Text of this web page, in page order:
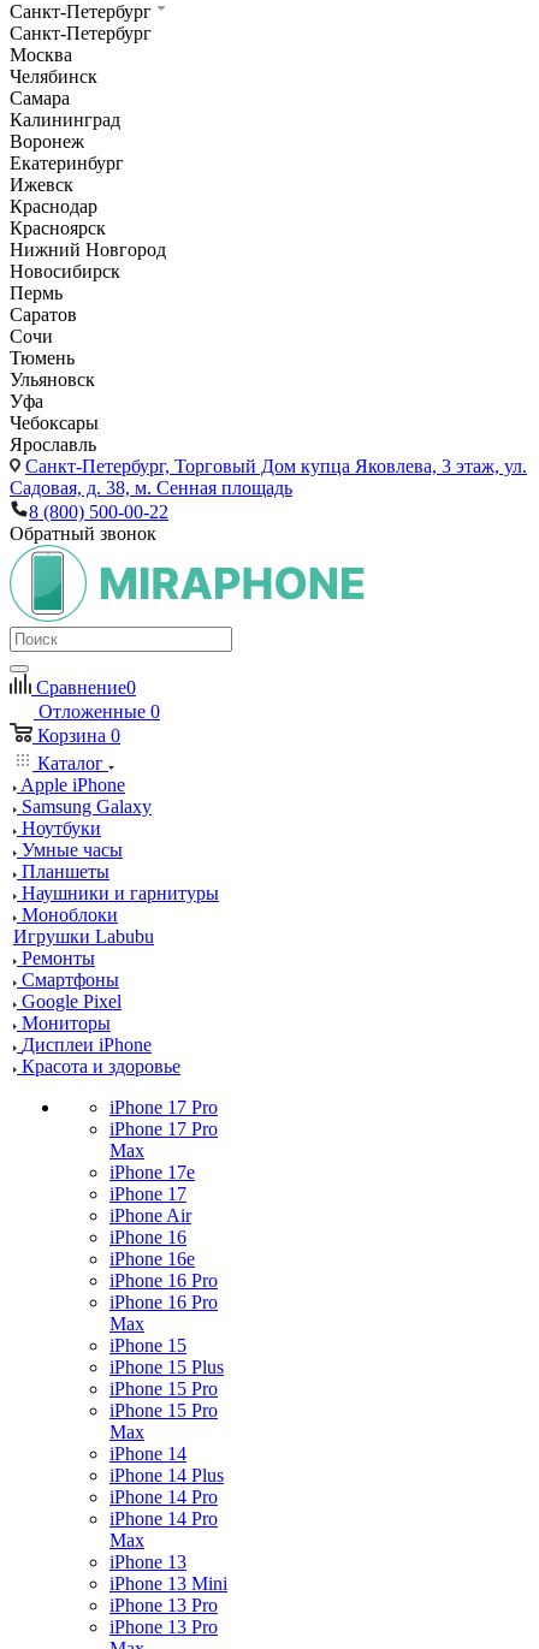
Санкт-Петербург
Санкт-Петербург
Москва
Челябинск
Самара
Калининград
Воронеж
Екатеринбург
Ижевск
Краснодар
Красноярск
Нижний Новгород
Новосибирск
Пермь
Саратов
Сочи
Тюмень
Ульяновск
Уфа
Чебоксары
Ярославль
Санкт-Петербург, Торговый Дом купца Яковлева, 3 этаж, ул.
Садовая, д. 38, м. Сенная площадь
8 (800) 500-00-22
Обратный звонок
Сравнение0
Отложенные 0
Корзина 0
Каталог
Apple iPhone
Samsung Galaxy
Ноутбуки
Умные часы
Планшеты
Наушники и гарнитуры
Моноблоки
Игрушки Labubu
Ремонты
Смартфоны
Google Pixel
Мониторы
Дисплеи iPhone
Красота и здоровье
iPhone 17 Pro
iPhone 17 Pro
Max
iPhone 17e
iPhone 17
iPhone Air
iPhone 16
iPhone 16e
iPhone 16 Pro
iPhone 16 Pro
Max
iPhone 15
iPhone 15 Plus
iPhone 15 Pro
iPhone 15 Pro
Max
iPhone 14
iPhone 14 Plus
iPhone 14 Pro
iPhone 14 Pro
Max
iPhone 13
iPhone 13 Mini
iPhone 13 Pro
iPhone 13 Pro